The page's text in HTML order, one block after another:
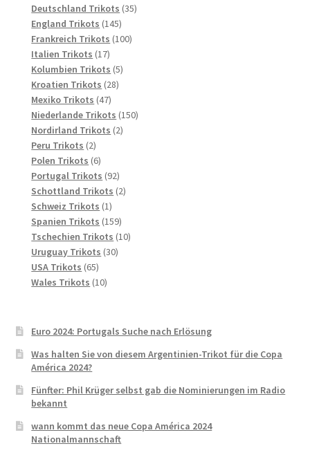
Produkte
Deutschland Trikots 3535
England Trikots 145145
Produkte
Frankreich Trikots 100100
Italien Trikots 1717
Produkte
Kolumbien Trikots 55
Kroatien Trikots 2828
Mexiko Trikots 4747
Produkte
Niederlande Trikots 150150
Nordirland Trikots 22
Peru Trikots 22
Produkte
Polen Trikots 66
Produkte
Portugal Trikots 9292
Produkte
Schottland Trikots 22
Schweiz Trikots 11
Produkt
Spanien Trikots 159159
Produkte
Tschechien Trikots 1010
Uruguay Trikots 3030
USA Trikots 6565
Produkte
Wales Trikots 1010
Euro 2024: Portugals Suche nach Erlösung
Was halten Sie von diesem Argentinien-Trikot für die Copa
América 2024?
Fünfter: Phil Krüger selbst gab die Nominierungen im Radio
bekannt
wann kommt das neue Copa América 2024
Nationalmannschaft